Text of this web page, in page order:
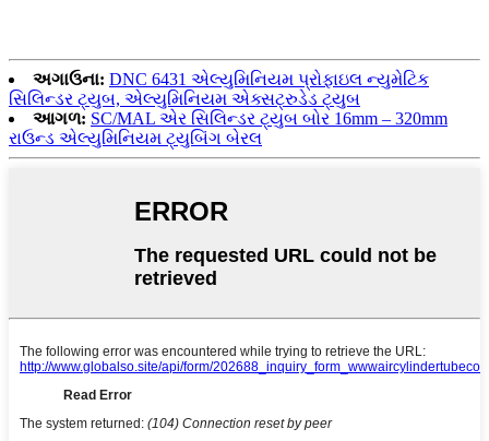
અગાઉના: DNC 6431 એલ્યુમિનિયમ પ્રોફાઇલ ન્યુમેટિક
સિલિન્ડર ટ્યુબ, એલ્યુમિનિયમ એક્સટ્રુડેડ ટ્યુબ
આગળ: SC/MAL એર સિલિન્ડર ટ્યુબ બોર 16mm – 320mm
રાઉન્ડ એલ્યુમિનિયમ ટ્યુબિંગ બેરલ